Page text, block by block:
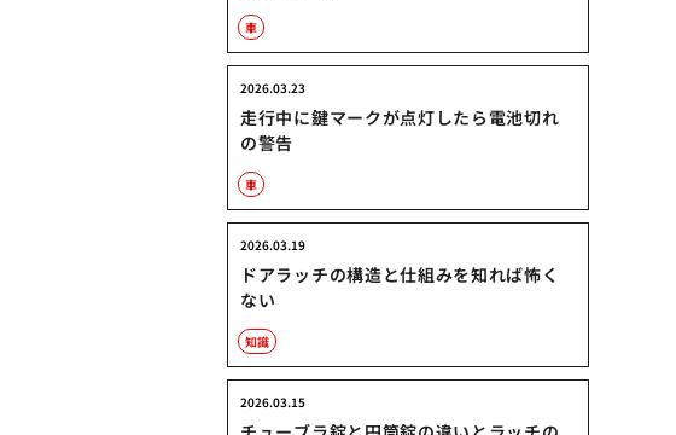
車
走行中に鍵マークが点灯したら電池切れ
の警告
2026.03.23
車
ドアラッチの構造と仕組みを知れば怖く
ない
2026.03.19
知識
2026.03.15